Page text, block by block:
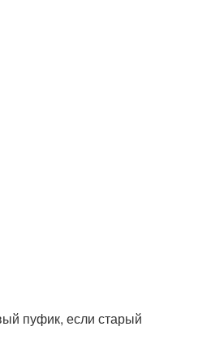
пуфик, если старый